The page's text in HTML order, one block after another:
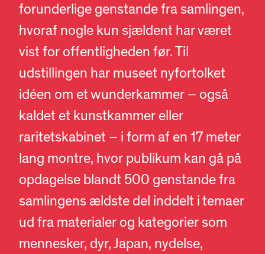
forunderlige genstande fra samlingen,
hvoraf nogle kun sjældent har været
vist for offentligheden før. Til
udstillingen har museet nyfortolket
idéen om et wunderkammer – også
kaldet et kunstkammer eller
raritetskabinet – i form af en 17 meter
lang montre, hvor publikum kan gå på
opdagelse blandt 500 genstande fra
samlingens ældste del inddelt i temaer
ud fra materialer og kategorier som
mennesker, dyr, Japan, nydelse,